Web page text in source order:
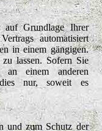
Grundlage Ihrer
automatisiert
in einem gängigen.
zu lassen. Sofern Sie
einem anderen
nur, soweit es
und zum Schutz der